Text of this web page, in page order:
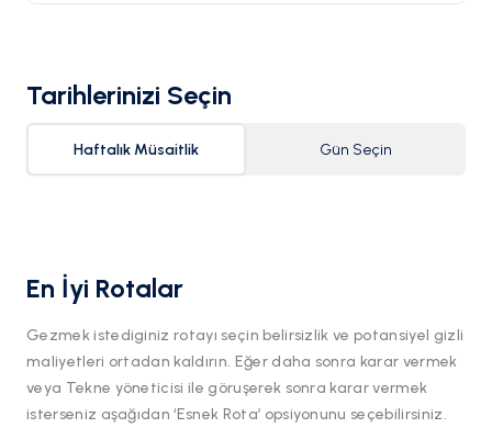
Tarihlerinizi Seçin
Haftalık Müsaitlik Gün Seçin
En İyi Rotalar
Gezmek istediginiz rotayı seçin belirsizlik ve potansiyel gizli
maliyetleri ortadan kaldırın. Eğer daha sonra karar vermek
veya Tekne yöneticisi ile göruşerek sonra karar vermek
isterseniz aşağıdan ‘Esnek Rota’ opsiyonunu seçebilirsiniz.